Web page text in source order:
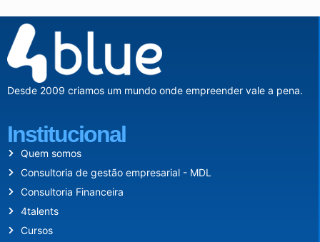
Desde 2009 criamos um mundo onde empreender vale a pena.
Institucional
Quem somos
Consultoria de gestão empresarial - MDL
Consultoria Financeira
4talents
Cursos